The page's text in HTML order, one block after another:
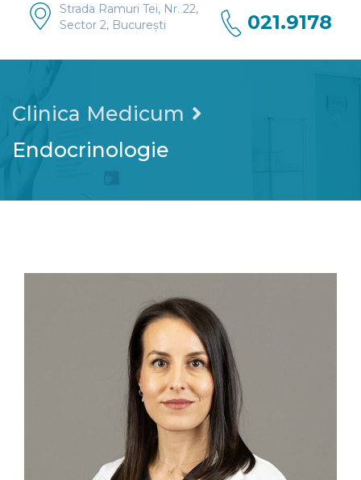
Strada Ramuri Tei, Nr. 22,
Sector 2, București
021.9178
Clinica Medicum
Endocrinologie